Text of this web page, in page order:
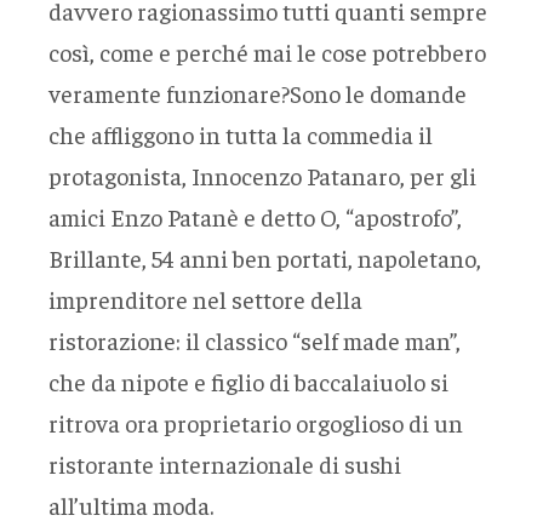
davvero ragionassimo tutti quanti sempre
così, come e perché mai le cose potrebbero
veramente funzionare?Sono le domande
che affliggono in tutta la commedia il
protagonista, Innocenzo Patanaro, per gli
amici Enzo Patanè e detto O, “apostrofo”,
Brillante, 54 anni ben portati, napoletano,
imprenditore nel settore della
ristorazione: il classico “self made man”,
che da nipote e figlio di baccalaiuolo si
ritrova ora proprietario orgoglioso di un
ristorante internazionale di sushi
all’ultima moda.